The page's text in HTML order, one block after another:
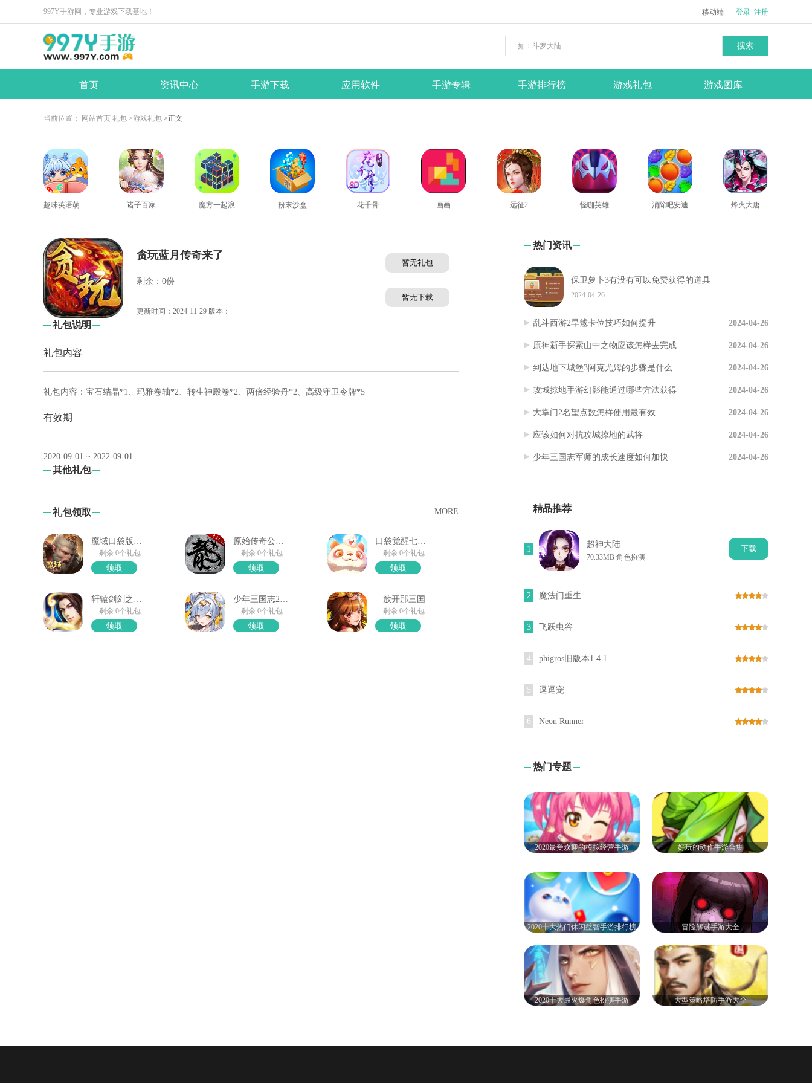
997Y手游网，专业游戏下载基地！ 移动端 登录 注册
搜索
首页 资讯中心 手游下载 应用软件 手游专辑 手游排行榜 游戏礼包 游戏图库
当前位置： 网站首页 礼包 >游戏礼包 >正文
趣味英语萌宠团 诸子百家 魔方一起浪 粉末沙盒 花千骨 画画 远征2 怪咖英雄 消除吧安迪 烽火大唐
贪玩蓝月传奇来了
剩余：0份
更新时间：2024-11-29 版本：
暂无礼包
暂无下载
礼包说明
礼包内容
礼包内容：宝石结晶*1、玛雅卷轴*2、转生神殿卷*2、两倍经验丹*2、高级守卫令牌*5
有效期
2020-09-01 ~ 2022-09-01
其他礼包
礼包领取 MORE
魔域口袋版馈赠礼箱
剩余 0个礼包
领取
原始传奇公测大礼包
剩余 0个礼包
领取
口袋觉醒七夕礼包
剩余 0个礼包
领取
轩辕剑剑之源礼包领取
剩余 0个礼包
领取
少年三国志2礼包奖励
剩余 0个礼包
领取
放开那三国
剩余 0个礼包
领取
热门资讯
保卫萝卜3有没有可以免费获得的道具
2024-04-26
乱斗西游2旱魃卡位技巧如何提升 2024-04-26
原神新手探索山中之物应该怎样去完成 2024-04-26
到达地下城堡3阿克尤姆的步骤是什么 2024-04-26
攻城掠地手游幻影能通过哪些方法获得 2024-04-26
大掌门2名望点数怎样使用最有效 2024-04-26
应该如何对抗攻城掠地的武将 2024-04-26
少年三国志军师的成长速度如何加快 2024-04-26
精品推荐
1
超神大陆
70.33MB 角色扮演
下载
2 魔法门重生
3 飞跃虫谷
4 phigros旧版本1.4.1
5 逗逗宠
6 Neon Runner
热门专题
2020最受欢迎的模拟经营手游 好玩的动作手游合集
2020十大热门休闲益智手游排行榜 冒险解谜手游大全
2020十大最火爆角色扮演手游 大型策略塔防手游大全